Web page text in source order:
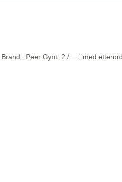
; Peer Gynt. 2 / ... ; med